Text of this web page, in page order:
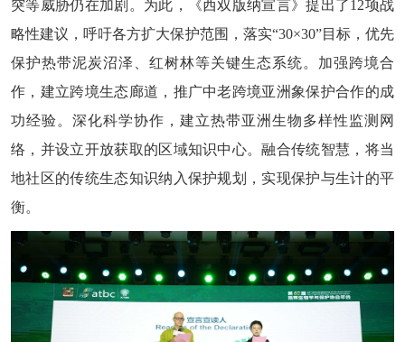
突等威胁仍在加剧。为此，《西双版纳宣言》提出了12项战
略性建议，呼吁各方扩大保护范围，落实“30×30”目标，优先
保护热带泥炭沼泽、红树林等关键生态系统。加强跨境合
作，建立跨境生态廊道，推广中老跨境亚洲象保护合作的成
功经验。深化科学协作，建立热带亚洲生物多样性监测网
络，并设立开放获取的区域知识中心。融合传统智慧，将当
地社区的传统生态知识纳入保护规划，实现保护与生计的平
衡。